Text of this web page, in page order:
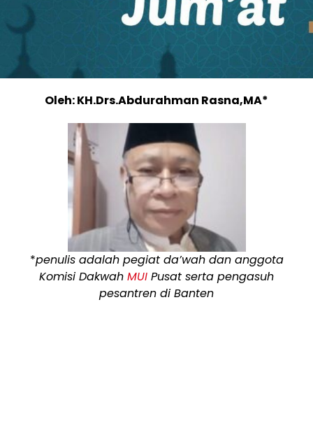
Oleh: KH.Drs.Abdurahman Rasna,MA*
*penulis adalah pegiat da’wah dan anggota
Komisi Dakwah MUI Pusat serta pengasuh
pesantren di Banten